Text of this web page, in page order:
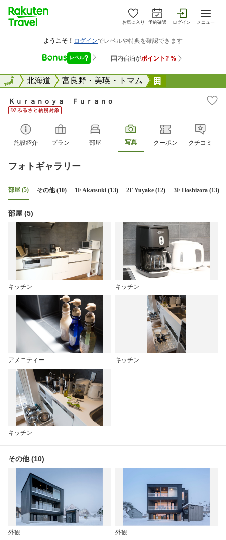
お気に入り 予約確認 ログイン メニュー
全国北海道 富良野・美瑛・トマム
全国
Ｋｕｒａｎｏｙａ Ｆｕｒａｎｏ
施設紹介 プラン 部屋 写真 クーポン クチコミ
フォトギャラリー
部屋 (5) その他 (10) 1F Akatsuki (13) 2F Yuyake (12) 3F Hoshizora (13)
部屋 (5)
キッチン キッチン
アメニティー キッチン
キッチン
その他 (10)
外観 外観